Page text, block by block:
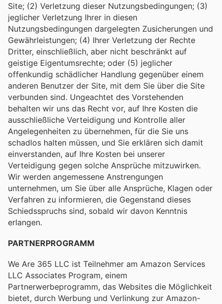
Site; (2) Verletzung dieser Nutzungsbedingungen; (3)
jeglicher Verletzung Ihrer in diesen
Nutzungsbedingungen dargelegten Zusicherungen und
Gewährleistungen; (4) Ihrer Verletzung der Rechte
Dritter, einschließlich, aber nicht beschränkt auf
geistige Eigentumsrechte; oder (5) jeglicher
offenkundig schädlicher Handlung gegenüber einem
anderen Benutzer der Site, mit dem Sie über die Site
verbunden sind. Ungeachtet des Vorstehenden
behalten wir uns das Recht vor, auf Ihre Kosten die
ausschließliche Verteidigung und Kontrolle aller
Angelegenheiten zu übernehmen, für die Sie uns
schadlos halten müssen, und Sie erklären sich damit
einverstanden, auf Ihre Kosten bei unserer
Verteidigung gegen solche Ansprüche mitzuwirken.
Wir werden angemessene Anstrengungen
unternehmen, um Sie über alle Ansprüche, Klagen oder
Verfahren zu informieren, die Gegenstand dieses
Schiedsspruchs sind, sobald wir davon Kenntnis
erlangen.
PARTNERPROGRAMM
We Are 365 LLC ist Teilnehmer am Amazon Services
LLC Associates Program, einem
Partnerwerbeprogramm, das Websites die Möglichkeit
bietet, durch Werbung und Verlinkung zur Amazon-